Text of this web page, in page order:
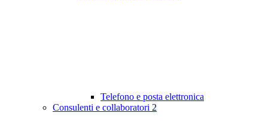
Telefono e posta elettronica
Consulenti e collaboratori 2